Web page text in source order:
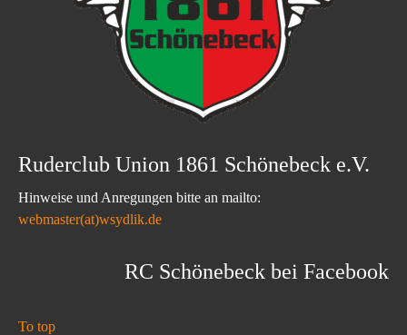
Ruderclub Union 1861 Schönebeck e.V.
Hinweise und Anregungen bitte an mailto:
webmaster(at)wsydlik.de
RC Schönebeck bei Facebook
To top